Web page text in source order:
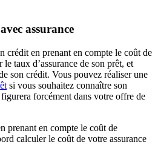
assurance
crédit en prenant en compte le coût de
taux d’assurance de son prêt, et
son crédit. Vous pouvez réaliser une
si vous souhaitez connaître son
forcément dans votre offre de
prenant en compte le coût de
calculer le coût de votre assurance